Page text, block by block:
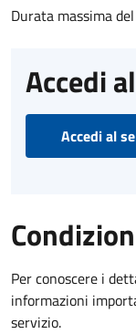
Durata massima
Accedi
Accedi al
Per conoscere i
informazioni
servizio.